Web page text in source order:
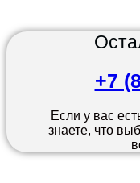
+7
Если у вас
знаете, что